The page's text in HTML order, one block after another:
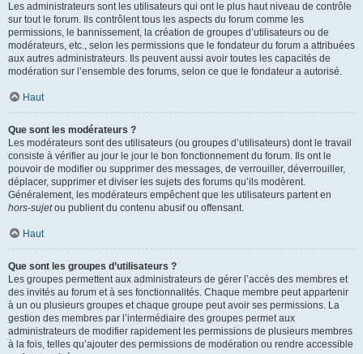
Les administrateurs sont les utilisateurs qui ont le plus haut niveau de contrôle
sur tout le forum. Ils contrôlent tous les aspects du forum comme les
permissions, le bannissement, la création de groupes d’utilisateurs ou de
modérateurs, etc., selon les permissions que le fondateur du forum a attribuées
aux autres administrateurs. Ils peuvent aussi avoir toutes les capacités de
modération sur l’ensemble des forums, selon ce que le fondateur a autorisé.
Haut
Que sont les modérateurs ?
Les modérateurs sont des utilisateurs (ou groupes d’utilisateurs) dont le travail
consiste à vérifier au jour le jour le bon fonctionnement du forum. Ils ont le
pouvoir de modifier ou supprimer des messages, de verrouiller, déverrouiller,
déplacer, supprimer et diviser les sujets des forums qu’ils modèrent.
Généralement, les modérateurs empêchent que les utilisateurs partent en
hors-sujetou publient du contenu abusif ou offensant.
Haut
Que sont les groupes d’utilisateurs ?
Les groupes permettent aux administrateurs de gérer l’accès des membres et
des invités au forum et à ses fonctionnalités. Chaque membre peut appartenir
à un ou plusieurs groupes et chaque groupe peut avoir ses permissions. La
gestion des membres par l’intermédiaire des groupes permet aux
administrateurs de modifier rapidement les permissions de plusieurs membres
à la fois, telles qu’ajouter des permissions de modération ou rendre accessible